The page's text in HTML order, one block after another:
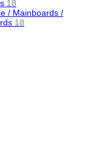
18
/ Mainboards /
18